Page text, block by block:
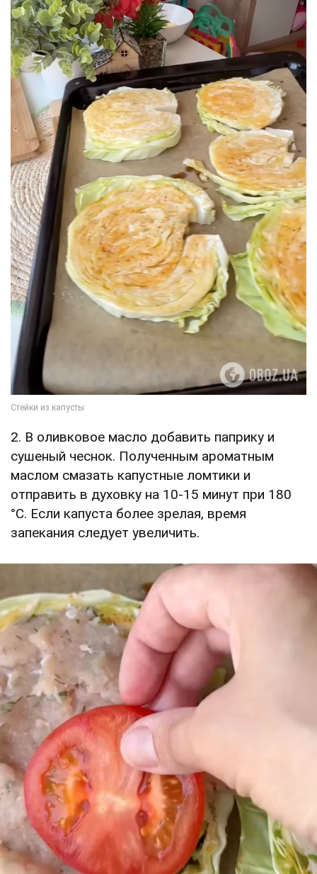
2. В оливковое масло добавить паприку и
сушеный чеснок. Полученным ароматным
маслом смазать капустные ломтики и
отправить в духовку на 10-15 минут при 180
°C. Если капуста более зрелая, время
запекания следует увеличить.